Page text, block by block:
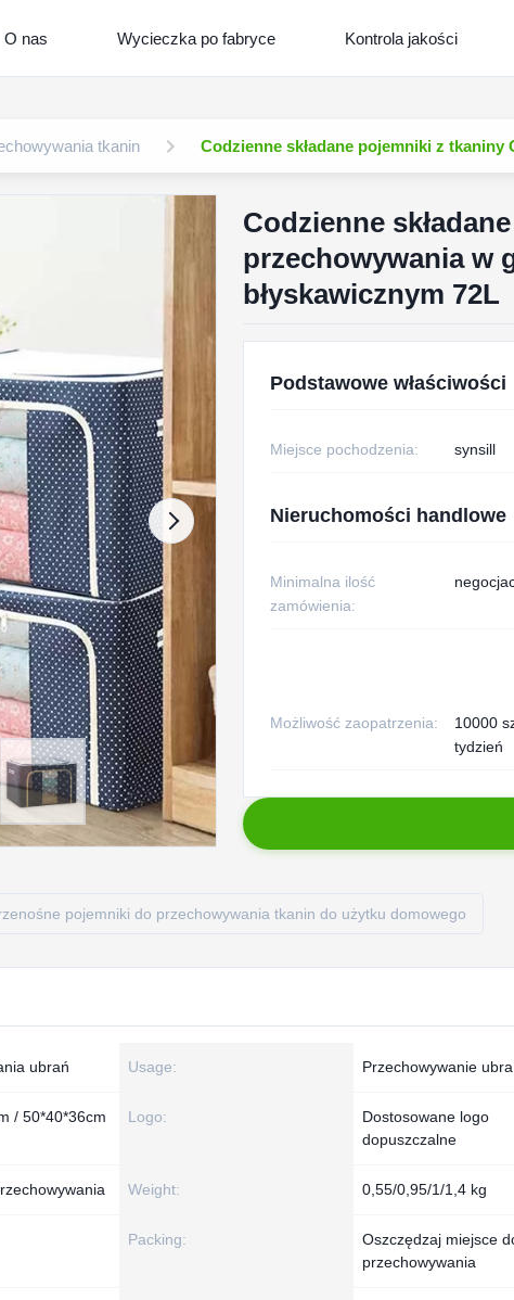
O nas Wycieczka po fabryce Kontrola jakości
tkanin Codzienne składane pojemniki z
Codzienne
przechowywania w
błyskawicznym 72L
Podstawowe właściwości
Miejsce pochodzenia: synsill
Nieruchomości handlowe
Minimalna ilość
zamówienia:
Możliwość zaopatrzenia:
10000
tydzień
pojemniki do przechowywania tkanin do użytku domowego
ubrań Usage: Przechowywanie
/ 50*40*36cm
Logo:
Dostosowane logo
dopuszczalne
Weight: 0,55/0,95/1/1,4 kg
Packing:
Oszczędzaj miejsce
przechowywania